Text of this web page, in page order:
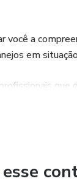
a
em